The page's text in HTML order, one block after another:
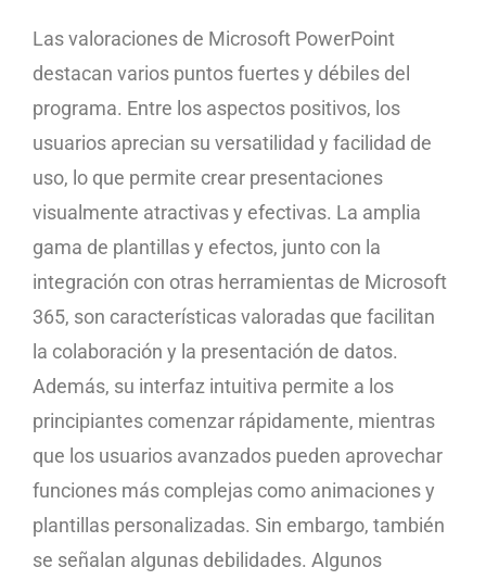
Las valoraciones de Microsoft PowerPoint
destacan varios puntos fuertes y débiles del
programa. Entre los aspectos positivos, los
usuarios aprecian su versatilidad y facilidad de
uso, lo que permite crear presentaciones
visualmente atractivas y efectivas. La amplia
gama de plantillas y efectos, junto con la
integración con otras herramientas de Microsoft
365, son características valoradas que facilitan
la colaboración y la presentación de datos.
Además, su interfaz intuitiva permite a los
principiantes comenzar rápidamente, mientras
que los usuarios avanzados pueden aprovechar
funciones más complejas como animaciones y
plantillas personalizadas. Sin embargo, también
se señalan algunas debilidades. Algunos